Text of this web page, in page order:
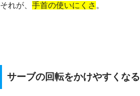
それが、 手首の使いにくさ 。
サーブの回転をかけやすくなる